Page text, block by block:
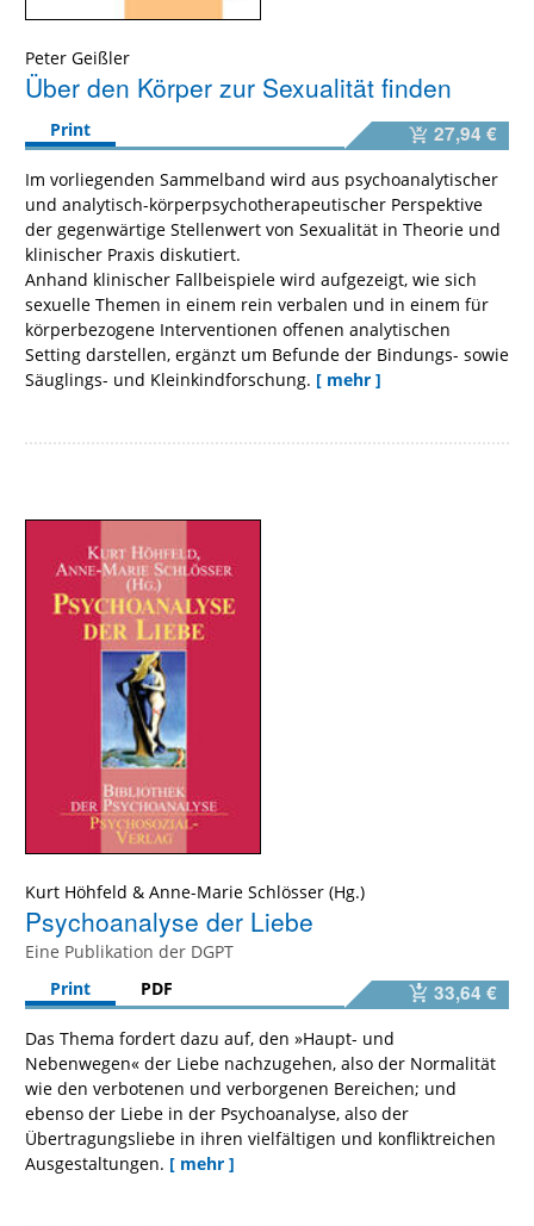
Peter Geißler
Über den Körper zur Sexualität finden
Print 27,94 €
Im vorliegenden Sammelband wird aus psychoanalytischer
und analytisch-körperpsychotherapeutischer Perspektive
der gegenwärtige Stellenwert von Sexualität in Theorie und
klinischer Praxis diskutiert.
Anhand klinischer Fallbeispiele wird aufgezeigt, wie sich
sexuelle Themen in einem rein verbalen und in einem für
körperbezogene Interventionen offenen analytischen
Setting darstellen, ergänzt um Befunde der Bindungs- sowie
Säuglings- und Kleinkindforschung. [ mehr ]
Kurt Höhfeld & Anne-Marie Schlösser
Psychoanalyse der Liebe
Eine Publikation der DGPT
Print
PDF 33,64 €
Das Thema fordert dazu auf, den »Haupt- und
Nebenwegen« der Liebe nachzugehen, also der Normalität
wie den verbotenen und verborgenen Bereichen; und
ebenso der Liebe in der Psychoanalyse, also der
Übertragungsliebe in ihren vielfältigen und konfliktreichen
Ausgestaltungen. [ mehr ]